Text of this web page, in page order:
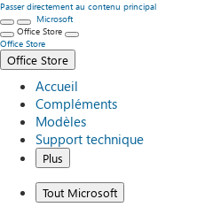
Passer directement au contenu principal
Microsoft
Office Store
Office Store
Office Store
Accueil
Compléments
Modèles
Support technique
Plus
Tout Microsoft